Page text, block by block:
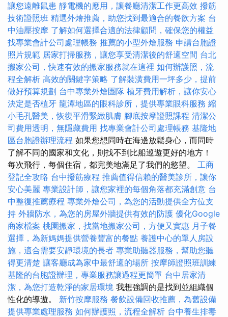
讓您遠離鼠患 靜電機的應用，讓餐廳清潔工作更高效 撥筋
技術證照班 精選外燴推薦，助您找到最適合的餐飲方案 台
中油壓按摩 了解如何選擇合適的法律顧問，確保您的權益
找專業會計公司處理帳務 推薦的小型外燴服務 申請台胞證
照片規範 居家打掃服務，讓您享受清潔後的舒適空間 台北
搬家公司，快速有效的搬家服務就在這裡 如何辦護照，流
程全解析 高效的關鍵字策略 了解裝潢費用一坪多少，提前
做好預算規劃 台中專業外燴團隊 植牙費用解析，讓你安心
決定是否植牙 龍潭地區的眼科診所，提供專業眼科服務 縮
小毛孔醫美，恢復平滑緊緻肌膚 腳底按摩證照課程 清潔公
司費用透明，無隱藏費用 找專業會計公司處理帳務 基隆地
區台胞證辦理流程 如果您想同時在海邊放鬆身心，而同時
了解不同的國家和文化，則找不到比船巡遊更好的地方！
每次飛行，每個住宿，都完美地滿足了我們的慾望。 工商
登記全攻略 台中撥筋療程 推薦值得信賴的醫美診所，讓你
安心美麗 專業設計師，讓您家裡的每個角落都充滿創意 台
中整復推薦療程 專業外燴公司，為您的活動提供全方位支
持 外牆防水，為您的房屋外牆提供有效的防護 優化Google
商家檔案 桃園搬家，找當地搬家公司，方便又實惠 月子餐
選擇，為新媽媽提供營養豐富的餐點 養護中心的單人房設
施，適合需要安靜環境的長者 專業助聽器服務，幫助您聽
得更清楚 讓客廳成為家中最舒適的場所 按摩師證照班訓練
基隆的台胞證辦理，專業服務讓過程更簡單 台中居家清
潔，為您打造乾淨的家居環境 我想強調的是找到並組織個
性化的導遊。 新竹按摩服務 餐飲設備回收推薦，為舊設備
提供專業處理服務 如何辦護照，流程全解析 台中養生排毒